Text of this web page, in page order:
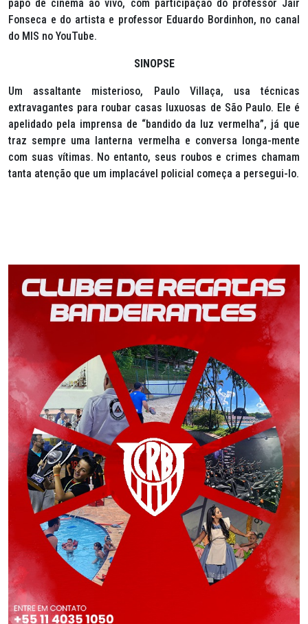
papo de cinema ao vivo, com participação do professor Jair
Fonseca e do artista e professor Eduardo Bordinhon, no canal
do MIS no YouTube.
SINOPSE
Um assaltante misterioso, Paulo Villaça, usa técnicas
extravagantes para roubar casas luxuosas de São Paulo. Ele é
apelidado pela imprensa de “bandido da luz vermelha”, já que
traz sempre uma lanterna vermelha e conversa longa-mente
com suas vítimas. No entanto, seus roubos e crimes chamam
tanta atenção que um implacável policial começa a persegui-lo.